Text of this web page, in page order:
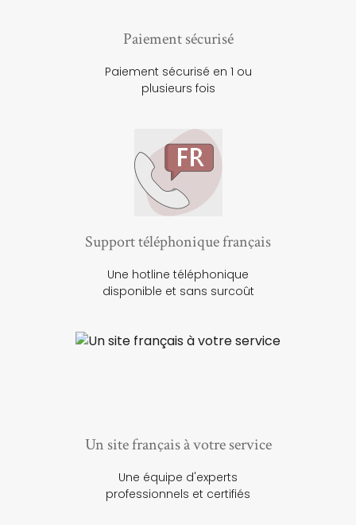
Paiement sécurisé
Paiement sécurisé en 1 ou
plusieurs fois
Support téléphonique français
Une hotline téléphonique
disponible et sans surcoût
Un site français à votre service
Une équipe d'experts
professionnels et certifiés